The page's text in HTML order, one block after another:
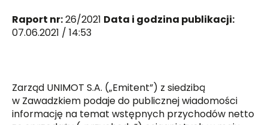
Raport nr:26/2021 Data i godzina publikacji:
07.06.2021 / 14:53
Zarząd UNIMOT S.A. („Emitent”) z siedzibą
w Zawadzkiem podaje do publicznej wiadomości
informację na temat wstępnych przychodów netto